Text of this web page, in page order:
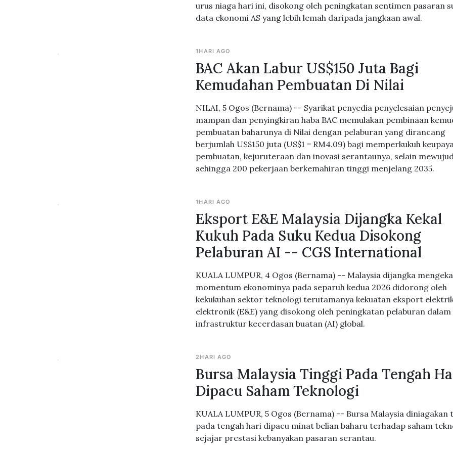
urus niaga hari ini, disokong oleh peningkatan sentimen pasaran
data ekonomi AS yang lebih lemah daripada jangkaan awal.
1HARI AGO
BAC Akan Labur US$150 Juta Bagi
Kemudahan Pembuatan Di Nilai
NILAI, 5 Ogos (Bernama) -- Syarikat penyedia penyelesaian
mampan dan penyingkiran haba BAC memulakan pembinaan
pembuatan baharunya di Nilai dengan pelaburan yang dirancang
berjumlah US$150 juta (US$1 = RM4.09) bagi memperkukuh
pembuatan, kejuruteraan dan inovasi serantaunya, selain
sehingga 200 pekerjaan berkemahiran tinggi menjelang 2035.
1HARI AGO
Eksport E&E Malaysia Dijangka Kekal
Kukuh Pada Suku Kedua Disokong
Pelaburan AI -- CGS International
KUALA LUMPUR, 4 Ogos (Bernama) -- Malaysia dijangka
momentum ekonominya pada separuh kedua 2026 didorong oleh
kekukuhan sektor teknologi terutamanya kekuatan eksport
elektronik (E&E) yang disokong oleh peningkatan pelaburan dalam
infrastruktur kecerdasan buatan (AI) global.
2HARI AGO
Bursa Malaysia Tinggi Pada Tengah
Dipacu Saham Teknologi
KUALA LUMPUR, 5 Ogos (Bernama) -- Bursa Malaysia diniagakan
pada tengah hari dipacu minat belian baharu terhadap saham
sejajar prestasi kebanyakan pasaran serantau.